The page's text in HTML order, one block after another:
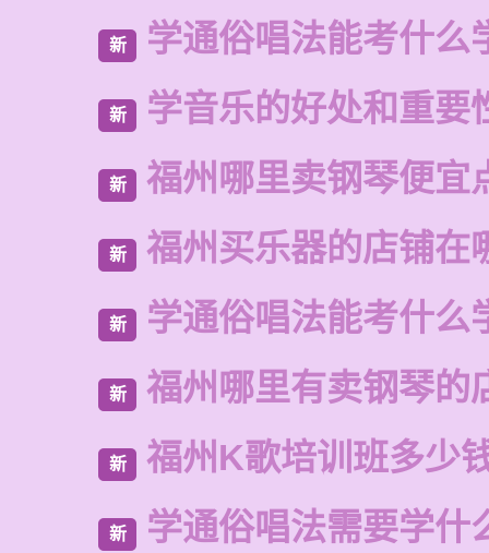
新 学通俗唱法能考什么
新 学音乐的好处和重要
新 福州哪里卖钢琴便宜
新 福州买乐器的店铺在
新 学通俗唱法能考什么
新 福州哪里有卖钢琴的
新 福州K歌培训班多少
新 学通俗唱法需要学什